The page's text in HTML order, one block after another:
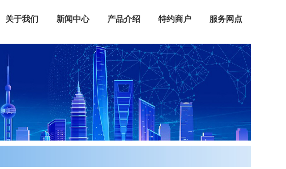
关于我们 新闻中心 产品介绍 特约商户 服务网点